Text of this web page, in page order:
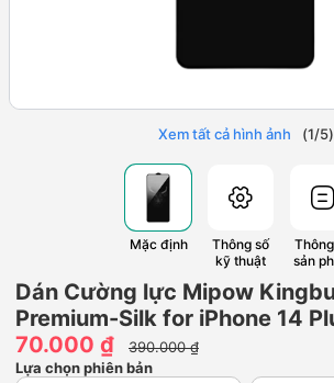
Xem tất cả hình ảnh (1/5)
Mặc định
Thông số
kỹ thuật
sản
Dán Cường lực Mipow
Premium-Silk for iPhone 14
70.000 ₫
390.000 ₫
Lựa chọn phiên bản